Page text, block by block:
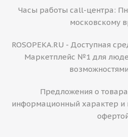
Часы работы call-центра:
московскому
ROSOPEKA.RU - Доступная
Маркетплейс №1 для
Предложения о
информационный характер и